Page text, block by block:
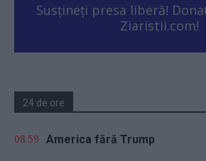
Susțineți presa liberă!
Ziaristii.com!
24 de ore
08.59 America fără Trump